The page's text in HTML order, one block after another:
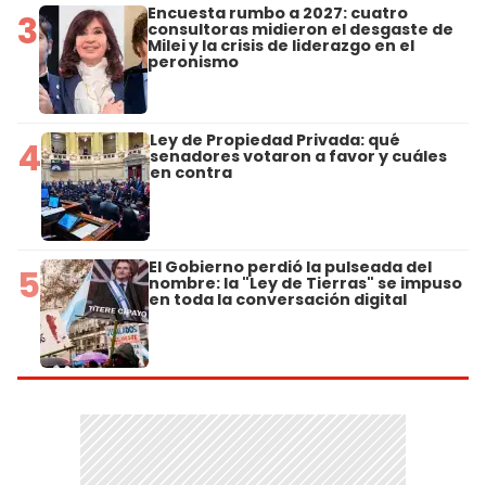
3 Encuesta rumbo a 2027: cuatro
consultoras midieron el desgaste de
Milei y la crisis de liderazgo en el
peronismo
4 Ley de Propiedad Privada: qué
senadores votaron a favor y cuáles
en contra
5 El Gobierno perdió la pulseada del
nombre: la "Ley de Tierras" se impuso
en toda la conversación digital